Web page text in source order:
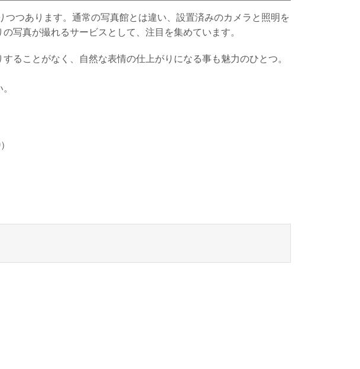
つあります。通常の写真館とは違い、設置済みのカメラと照明を
写真が撮れるサービスとして、注目を集めています。
ることがなく、自然な表情の仕上がりになる事も魅力のひとつ。